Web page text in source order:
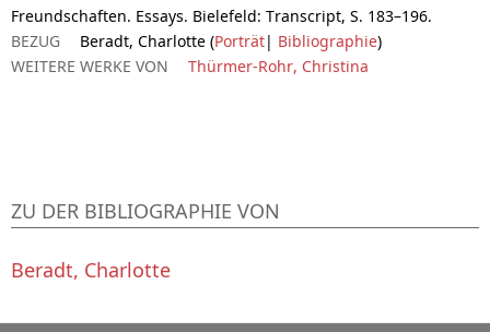
Freundschaften. Essays. Bielefeld: Transcript, S. 183–196.
BEZUG
Beradt, Charlotte (Porträt| Bibliographie)
WEITERE WERKE VON
Thürmer-Rohr, Christina
ZU DER BIBLIOGRAPHIE VON
Beradt, Charlotte